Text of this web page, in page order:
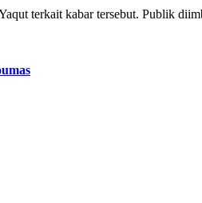
terkait kabar tersebut. Publik